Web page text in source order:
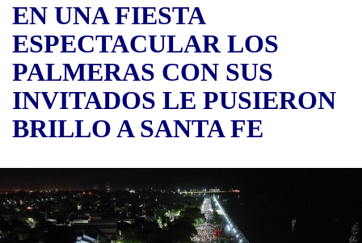
EN UNA FIESTA
ESPECTACULAR LOS
PALMERAS CON SUS
INVITADOS LE PUSIERON
BRILLO A SANTA FE